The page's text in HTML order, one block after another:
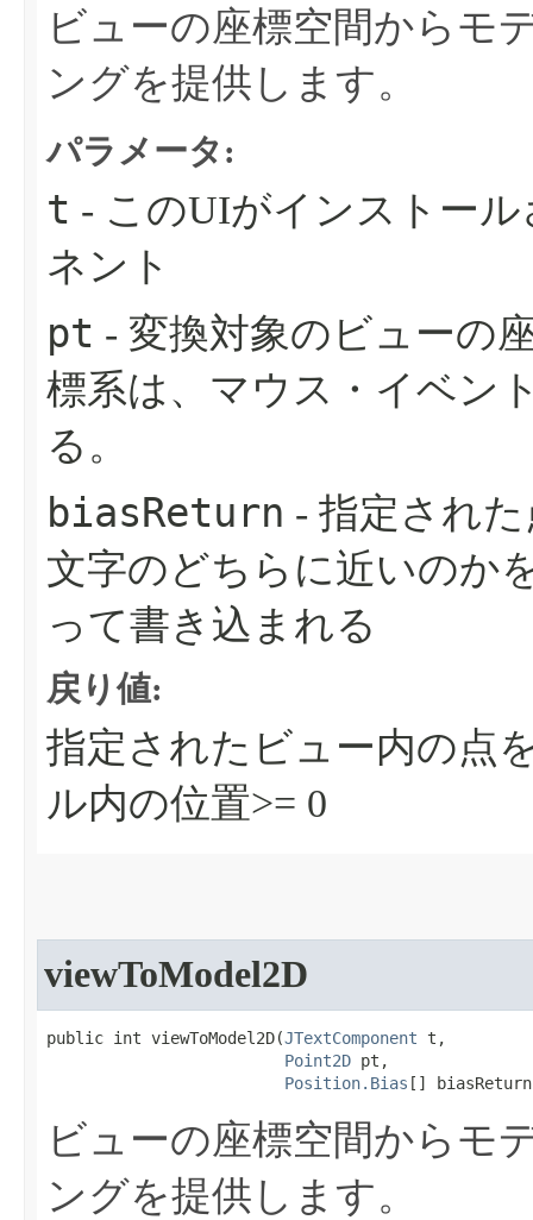
ビューの座標空間からモ
ングを提供します。
パラメータ:
t - このUIがインストー
ネント
pt - 変換対象のビューの
標系は、マウス・イベン
る。
biasReturn - 指定され
文字のどちらに近いのか
って書き込まれる
戻り値:
指定されたビュー内の点
ル内の位置>= 0
viewToModel2D
public int viewToModel2D​(JTextComponent t,
Point2D pt,
Position.Bias []
ビューの座標空間からモ
ングを提供します。